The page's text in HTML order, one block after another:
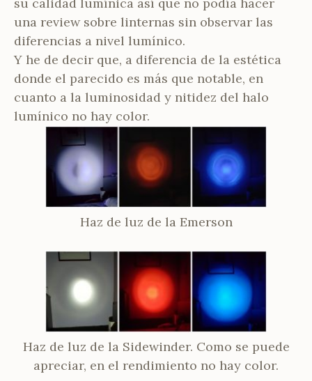
su calidad lumínica así que no podía hacer
una review sobre linternas sin observar las
diferencias a nivel lumínico.
Y he de decir que, a diferencia de la estética
donde el parecido es más que notable, en
cuanto a la luminosidad y nitidez del halo
lumínico no hay color.
Haz de luz de la Emerson
Haz de luz de la Sidewinder. Como se puede
apreciar, en el rendimiento no hay color.